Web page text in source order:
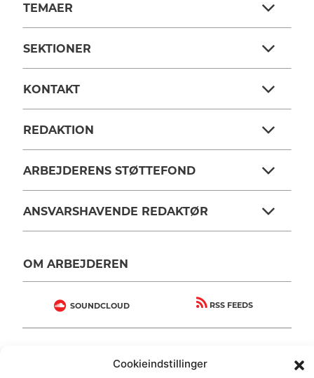
Cookieindstillinger
TEMAER
SEKTIONER
KONTAKT
REDAKTION
ARBEJDERENS STØTTEFOND
ANSVARSHAVENDE REDAKTØR
OM ARBEJDEREN
SOUNDCLOUD RSS FEEDS